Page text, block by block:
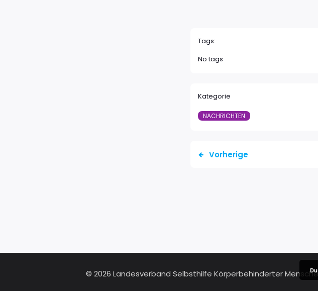
Tags:
No tags
Kategorie
NACHRICHTEN
Vorherige
© 2026 Landesverband Selbsthilfe Körperbehinderter